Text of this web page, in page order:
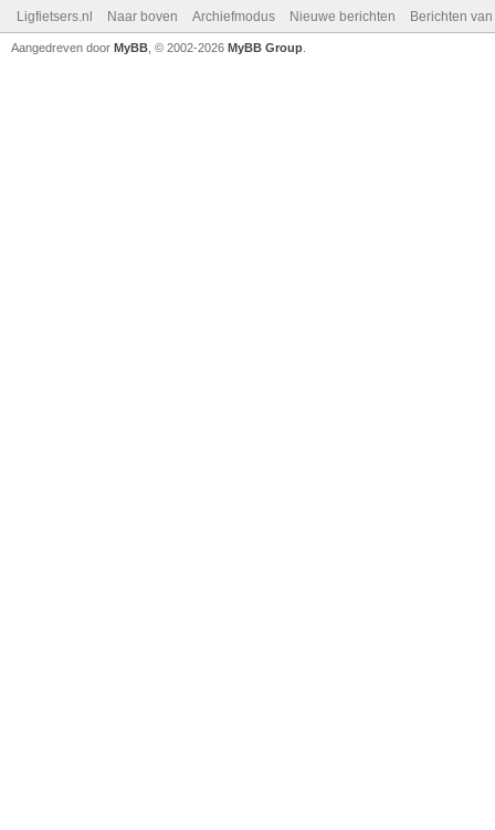
Ligfietsers.nl Naar boven Archiefmodus Nieuwe berichten Berichten
Aangedreven door MyBB , © 2002-2026 MyBB Group